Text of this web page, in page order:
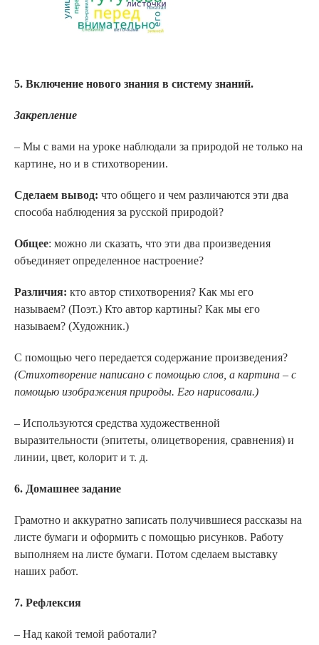
5. Включение нового знания в систему знаний.
Закрепление
– Мы с вами на уроке наблюдали за природой не только на
картине, но и в стихотворении.
Сделаем вывод: что общего и чем различаются эти два
способа наблюдения за русской природой?
Общее: можно ли сказать, что эти два произведения
объединяет определенное настроение?
Различия: кто автор стихотворения? Как мы его
называем? (Поэт.) Кто автор картины? Как мы его
называем? (Художник.)
С помощью чего передается содержание произведения?
(Стихотворение написано с помощью слов, а картина – с
помощью изображения природы. Его нарисовали.)
– Используются средства художественной
выразительности (эпитеты, олицетворения, сравнения) и
линии, цвет, колорит и т. д.
6. Домашнее задание
Грамотно и аккуратно записать получившиеся рассказы на
листе бумаги и оформить с помощью рисунков. Работу
выполняем на листе бумаги. Потом сделаем выставку
наших работ.
7. Рефлексия
– Над какой темой работали?